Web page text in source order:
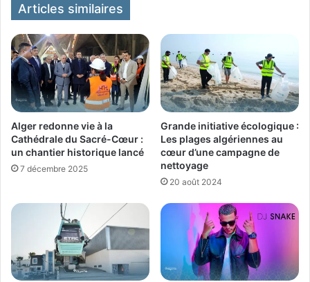
Articles similaires
Alger redonne vie à la
Cathédrale du Sacré-Cœur :
un chantier historique lancé
7 décembre 2025
Grande initiative écologique :
Les plages algériennes au
cœur d’une campagne de
nettoyage
20 août 2024